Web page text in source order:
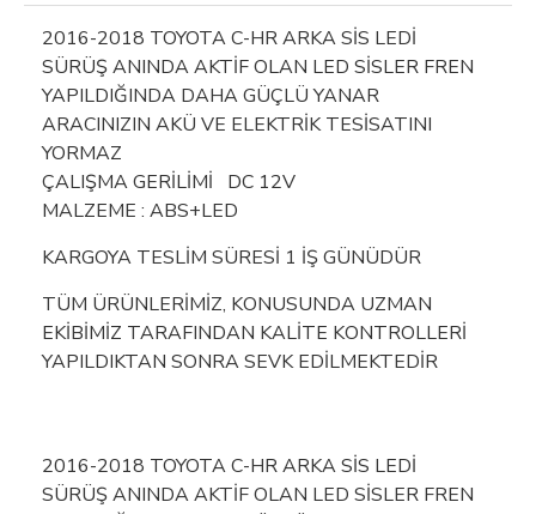
2016-2018 TOYOTA C-HR ARKA SİS LEDİ
SÜRÜŞ ANINDA AKTİF OLAN LED SİSLER FREN
YAPILDIĞINDA DAHA GÜÇLÜ YANAR
ARACINIZIN AKÜ VE ELEKTRİK TESİSATINI
YORMAZ
ÇALIŞMA GERİLİMİ DC 12V
MALZEME : ABS+LED
KARGOYA TESLİM SÜRESİ 1 İŞ GÜNÜDÜR
TÜM ÜRÜNLERİMİZ, KONUSUNDA UZMAN
EKİBİMİZ TARAFINDAN KALİTE KONTROLLERİ
YAPILDIKTAN SONRA SEVK EDİLMEKTEDİR
2016-2018 TOYOTA C-HR ARKA SİS LEDİ
SÜRÜŞ ANINDA AKTİF OLAN LED SİSLER FREN